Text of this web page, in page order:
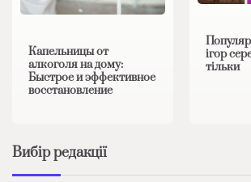
Капельницы от
алкоголя на дому:
Быстрое и эффективное
восстановление
ігор
тільки
Вибір редакції